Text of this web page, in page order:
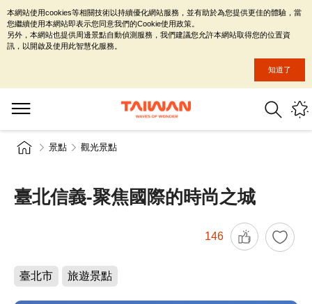
景點 觀光景點
臺北信義-聚焦國際的時尚之城
146
臺北市 旅遊景點
本網站使用cookies等相關技術以持續優化網站服務，並有助於為您提供更佳的體驗，當
您繼續使用本網站即表示您同意我們的Cookie使用政策。
另外，本網站也提供周邊景點自動偵測服務，我們建議您允許本網站取得您的位置資
訊，以開啟及使用此智慧化服務。
知道了